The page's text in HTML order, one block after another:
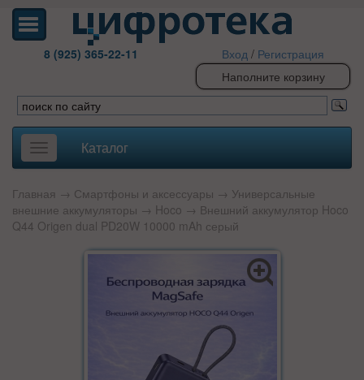
8 (925) 365-22-11 Вход / Регистрация
Наполните корзину
Toggle
navigation
Каталог
Главная → Смартфоны и аксессуары → Универсальные
внешние аккумуляторы → Hoco → Внешний аккумулятор Hoco
Q44 Origen dual PD20W 10000 mAh серый